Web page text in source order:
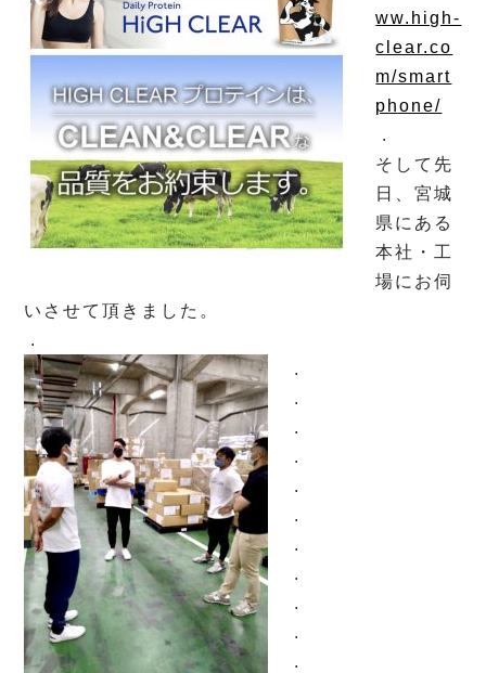
ww.high-
clear.co
m/smart
phone/
.
そして先
日、宮城
県にある
本社・工
場にお伺
いさせて頂きました。
.
.
.
.
.
.
.
.
.
.
.
.